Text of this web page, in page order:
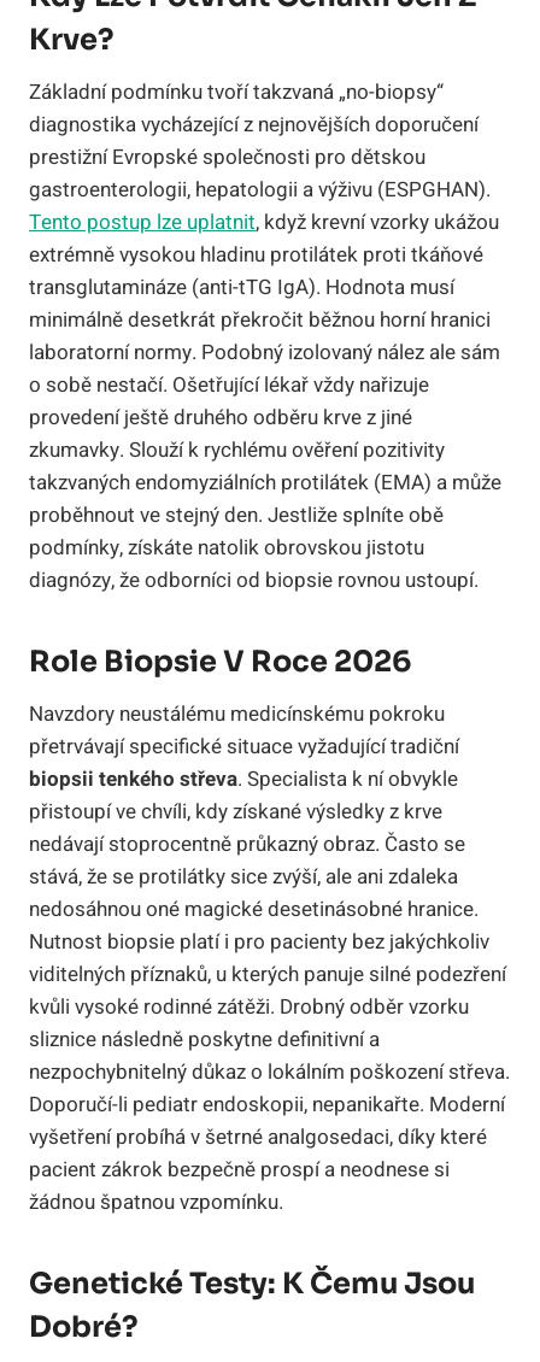
Krve?
Základní podmínku tvoří takzvaná „no-biopsy“
diagnostika vycházející z nejnovějších doporučení
prestižní Evropské společnosti pro dětskou
gastroenterologii, hepatologii a výživu (ESPGHAN).
Tento postup lze uplatnit, když krevní vzorky ukážou
extrémně vysokou hladinu protilátek proti tkáňové
transglutamináze (anti-tTG IgA). Hodnota musí
minimálně desetkrát překročit běžnou horní hranici
laboratorní normy. Podobný izolovaný nález ale sám
o sobě nestačí. Ošetřující lékař vždy nařizuje
provedení ještě druhého odběru krve z jiné
zkumavky. Slouží k rychlému ověření pozitivity
takzvaných endomyziálních protilátek (EMA) a může
proběhnout ve stejný den. Jestliže splníte obě
podmínky, získáte natolik obrovskou jistotu
diagnózy, že odborníci od biopsie rovnou ustoupí.
Role Biopsie V Roce 2026
Navzdory neustálému medicínskému pokroku
přetrvávají specifické situace vyžadující tradiční
biopsii tenkého střeva. Specialista k ní obvykle
přistoupí ve chvíli, kdy získané výsledky z krve
nedávají stoprocentně průkazný obraz. Často se
stává, že se protilátky sice zvýší, ale ani zdaleka
nedosáhnou oné magické desetinásobné hranice.
Nutnost biopsie platí i pro pacienty bez jakýchkoliv
viditelných příznaků, u kterých panuje silné podezření
kvůli vysoké rodinné zátěži. Drobný odběr vzorku
sliznice následně poskytne definitivní a
nezpochybnitelný důkaz o lokálním poškození střeva.
Doporučí-li pediatr endoskopii, nepanikařte. Moderní
vyšetření probíhá v šetrné analgosedaci, díky které
pacient zákrok bezpečně prospí a neodnese si
žádnou špatnou vzpomínku.
Genetické Testy: K Čemu Jsou
Dobré?